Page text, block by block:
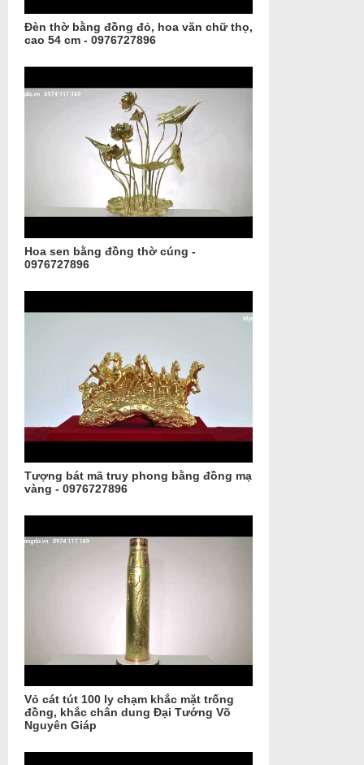
Đèn thờ bằng đồng đỏ, hoa văn chữ thọ,
cao 54 cm - 0976727896
Hoa sen bằng đồng thờ cúng -
0976727896
Tượng bát mã truy phong bằng đồng mạ
vàng - 0976727896
Vỏ cát tút 100 ly chạm khắc mặt trống
đồng, khắc chân dung Đại Tướng Võ
Nguyên Giáp